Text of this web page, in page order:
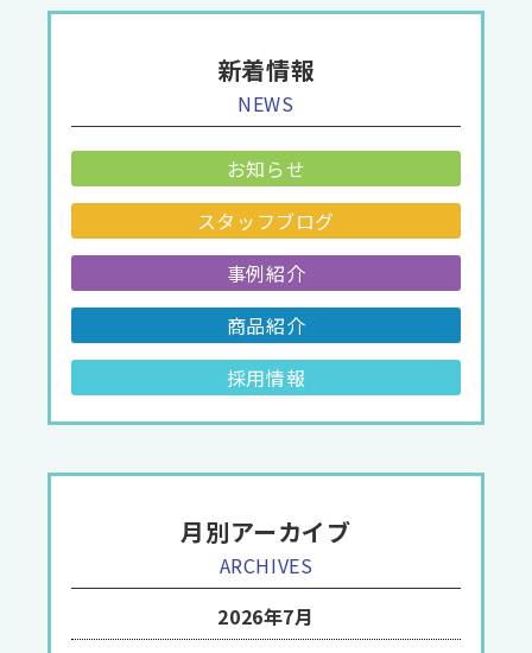
新着情報
NEWS
お知らせ
スタッフブログ
事例紹介
商品紹介
採用情報
月別アーカイブ
ARCHIVES
2026年7月